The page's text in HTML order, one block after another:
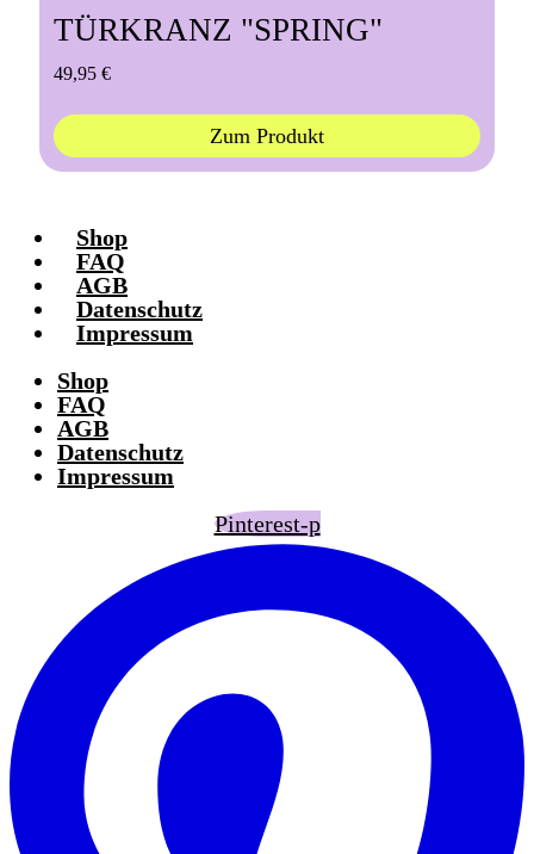
TÜRKRANZ "SPRING"
49,95 €
Zum Produkt
Shop
FAQ
AGB
Datenschutz
Impressum
Shop
FAQ
AGB
Datenschutz
Impressum
Pinterest-p